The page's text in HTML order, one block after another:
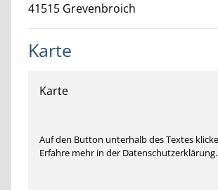
41515 Grevenbroich
Karte
Karte
Auf den Button unterhalb des Textes
Erfahre mehr in der Datenschutzerklärung.